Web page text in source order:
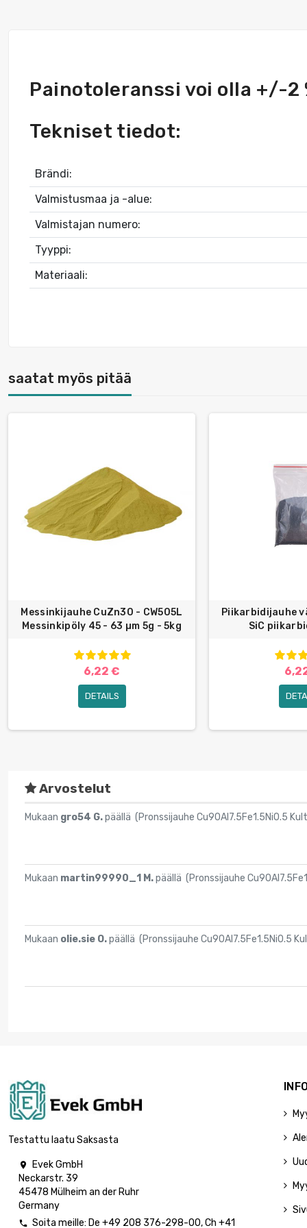
Painotoleranssi voi olla +/-2
Tekniset tiedot:
Brändi:
Valmistusmaa ja -alue:
Valmistajan numero:
Tyyppi:
Materiaali:
saatat myös pitää
Messinkijauhe CuZn30 - CW505L
Messinkipöly 45 - 63 µm 5g - 5kg
6,22 €
DETAILS
Piikarbidijauhe
SiC
Arvostelut
Mukaan gro54 G.päällä (Pronssijauhe Cu90Al7.5Fe1.5Ni0.5
Mukaan martin99990_1 M.päällä (Pronssijauhe
Mukaan olie.sie O.päällä (Pronssijauhe Cu90Al7.5Fe1.5Ni0.5
Testattu laatu Saksasta

Evek GmbH
Neckarstr. 39
45478 Mülheim an der Ruhr
Germany
 Soita meille: De +49 208 376-298-00, Ch +41